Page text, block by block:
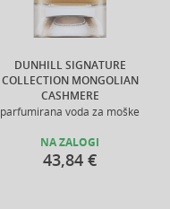
DUNHILL SIGNATURE
COLLECTION MONGOLIAN
CASHMERE
parfumirana voda za moške
NA ZALOGI
43,84 €